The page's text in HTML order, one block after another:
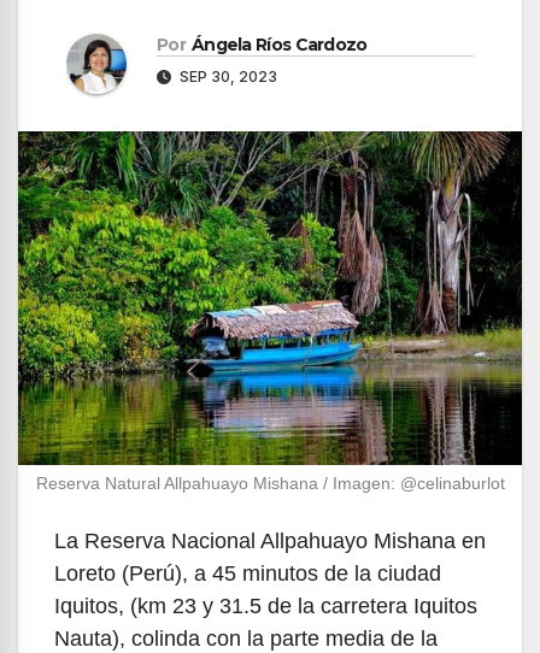
Por Ángela Ríos Cardozo
SEP 30, 2023
Reserva Natural Allpahuayo Mishana / Imagen: @celinaburlot
La Reserva Nacional Allpahuayo Mishana en
Loreto (Perú), a 45 minutos de la ciudad
Iquitos, (km 23 y 31.5 de la carretera Iquitos
Nauta), colinda con la parte media de la